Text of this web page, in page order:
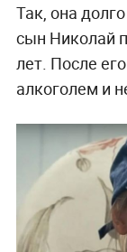
Так, она
сын Николай
лет. После
алкоголем и